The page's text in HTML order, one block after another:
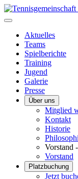
Aktuelles
Teams
Spielberichte
Training
Jugend
Galerie
Presse
Über uns
Mitglied
Kontakt
Historie
Vorstand
Vorstand
Platzbuchung
Jetzt